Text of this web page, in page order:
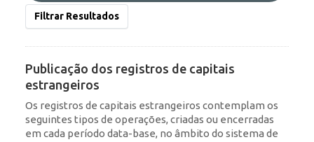
Filtrar Resultados
Publicação dos registros de capitais
estrangeiros
Os registros de capitais estrangeiros contemplam os
seguintes tipos de operações, criadas ou encerradas
em cada período data-base, no âmbito do sistema de